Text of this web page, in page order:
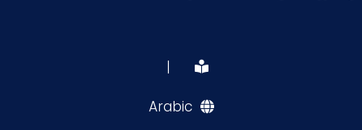
|
Arabic